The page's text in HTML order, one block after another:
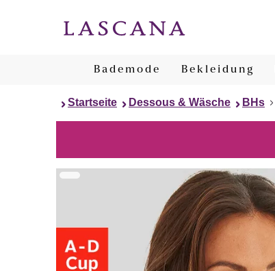
Bademode Bekleidung
Startseite Dessous & Wäsche BHs